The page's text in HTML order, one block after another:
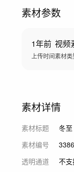
素材参数
1年前
上传时间
视频
素材类
素材详情
素材标题
冬至
素材编号
透明通道
不